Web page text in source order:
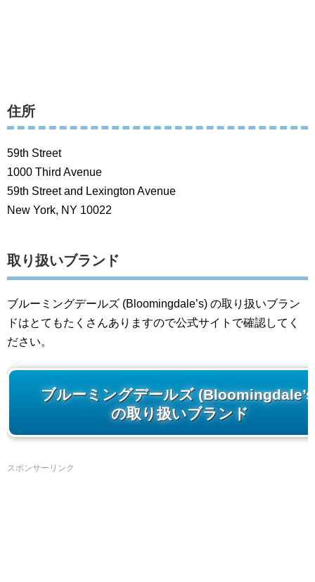
住所
59th Street
1000 Third Avenue
59th Street and Lexington Avenue
New York, NY 10022
取り扱いブランド
ブルーミングデールズ (Bloomingdale’s) の取り扱いブラン
ドはとてもたくさんありますので公式サイトで確認してく
ださい。
ブルーミングデールズ
の取り扱いブランド
スポンサーリンク